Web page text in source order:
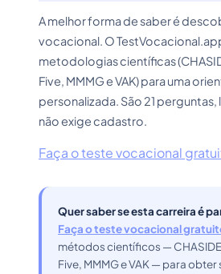
A melhor forma de saber é
vocacional. O
metodologias científicas
Five, MMMG e VAK) para uma
personalizada. São 21 perguntas,
não exige cadastro.
Faça o teste vocacional
Quer saber se esta carreira é
Faça o teste vocacional
métodos científicos —
Five, MMMG e VAK — para obter